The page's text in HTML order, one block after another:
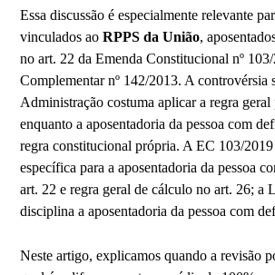
Essa discussão é especialmente relevante
vinculados aoRPPS da União,
no art. 22 da Emenda Constitucional nº
Complementar nº 142/2013. A controvérsia
Administração costuma aplicar a regra geral
enquanto a aposentadoria da pessoa com
regra constitucional própria. A EC 103/2019
específica para a aposentadoria da pessoa
art. 22 e regra geral de cálculo no art. 26; a
disciplina a aposentadoria da pessoa com
Neste artigo, explicamos quando a revisão